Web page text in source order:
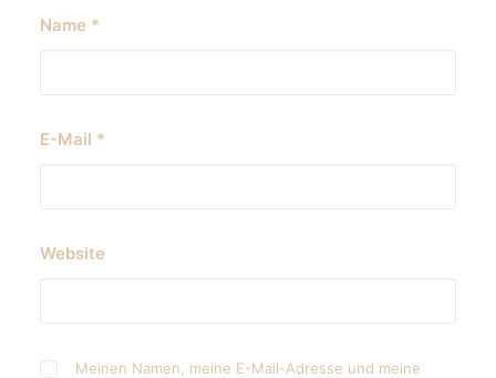
Name *
E-Mail *
Website
Meinen Namen, meine E-Mail-Adresse und meine